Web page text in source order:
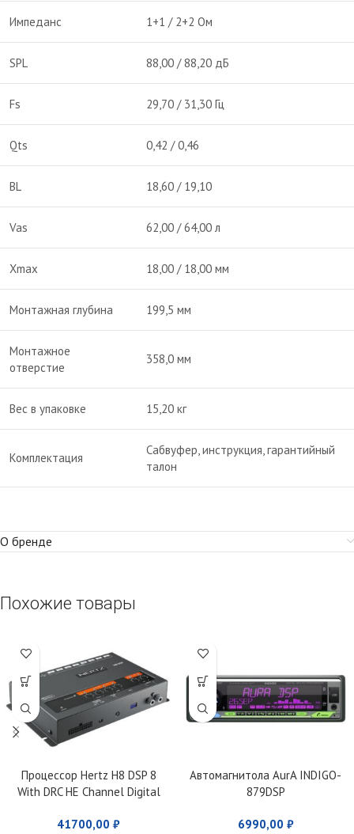
Импеданс 1+1 / 2+2 Ом
SPL 88,00 / 88,20 дБ
Fs 29,70 / 31,30 Гц
Qts 0,42 / 0,46
BL 18,60 / 19,10
Vas 62,00 / 64,00 л
Xmax 18,00 / 18,00 мм
Монтажная глубина 199,5 мм
Монтажное
отверстие
358,0 мм
Вес в упаковке 15,20 кг
Комплектация
Сабвуфер, инструкция, гарантийный
талон
О бренде
Похожие товары
Процессор Hertz H8 DSP 8
With DRC HE Channel Digital
41700,00 ₽
Автомагнитола AurA INDIGO-
879DSP
6990,00 ₽